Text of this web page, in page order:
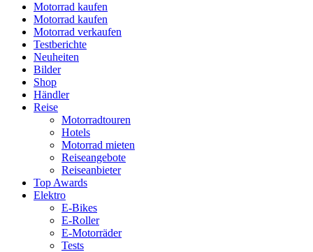
Motorrad kaufen
Motorrad kaufen
Motorrad verkaufen
Testberichte
Neuheiten
Bilder
Shop
Händler
Reise
Motorradtouren
Hotels
Motorrad mieten
Reiseangebote
Reiseanbieter
Top Awards
Elektro
E-Bikes
E-Roller
E-Motorräder
Tests